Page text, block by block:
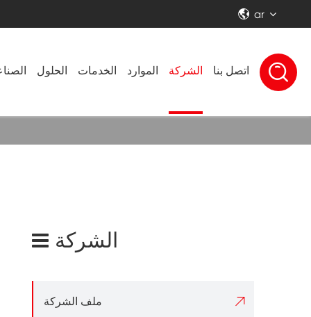
 ar
الحلول الخدمات الموارد الشركة اتصل بنا 
الشركة
ملف الشركة 